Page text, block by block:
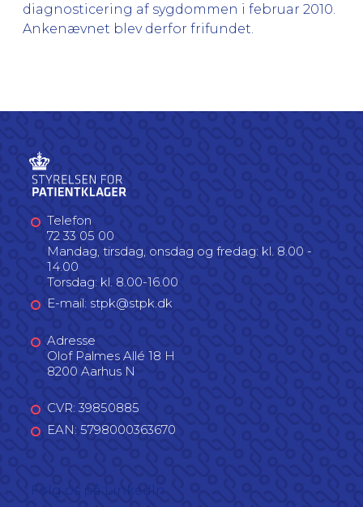
diagnosticering af sygdommen i februar 2010.
Ankenævnet blev derfor frifundet.
Telefon
72 33 05 00
Mandag, tirsdag, onsdag og fredag: kl. 8.00 -
14.00
Torsdag: kl. 8.00-16.00
E-mail: stpk@stpk.dk
Adresse
Olof Palmes Allé 18 H
8200 Aarhus N
CVR: 39850885
EAN: 5798000363670